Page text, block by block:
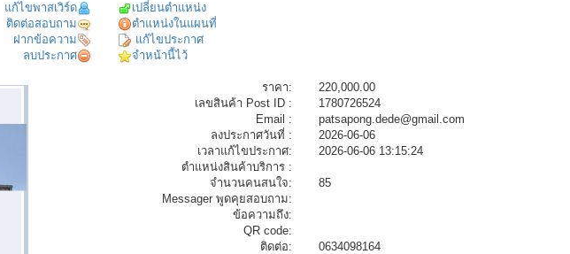
แก้ไขพาสเวิร์ด
เปลี่ยนตำแหน่ง
ติดต่อสอบถาม
ตำแหน่งในแผนที่
ฝากข้อความ
แก้ไขประกาศ
ลบประกาศ
จำหน้านี้ไว้
ราคา:
220,000.00
เลขสินค้า Post ID :
1780726524
Email :
patsapong.dede@gmail.com
ลงประกาศวันที่ :
2026-06-06
เวลาแก้ไขประกาศ:
2026-06-06 13:15:24
ตำแหน่งสินค้าบริการ :
จำนวนคนสนใจ:
85
Messager พูดคุยสอบถาม:
ข้อความถึง:
QR code:
ติดต่อ:
0634098164